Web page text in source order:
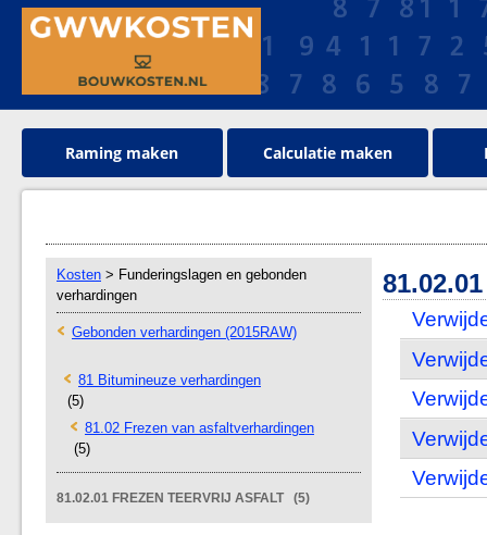
Raming maken Calculatie maken
Kosten > Funderingslagen en gebonden
verhardingen
Gebonden verhardingen (2015RAW)
81 Bitumineuze verhardingen
(5)
81.02 Frezen van asfaltverhardingen
(5)
81.02.01 FREZEN TEERVRIJ ASFALT (5)